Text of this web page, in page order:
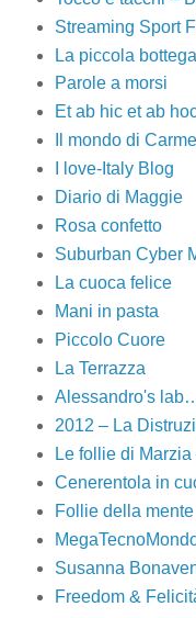
Streaming Sport
La piccola
Parole a morsi
Et ab hic et ab
Il mondo di
I love-Italy Blog
Diario di Maggie
Rosa confetto
Suburban Cyber
La cuoca felice
Mani in pasta
Piccolo Cuore
La Terrazza
Alessandro's
2012 – La
Le follie di Marzia
Cenerentola in
Follie della
Susanna
Freedom &